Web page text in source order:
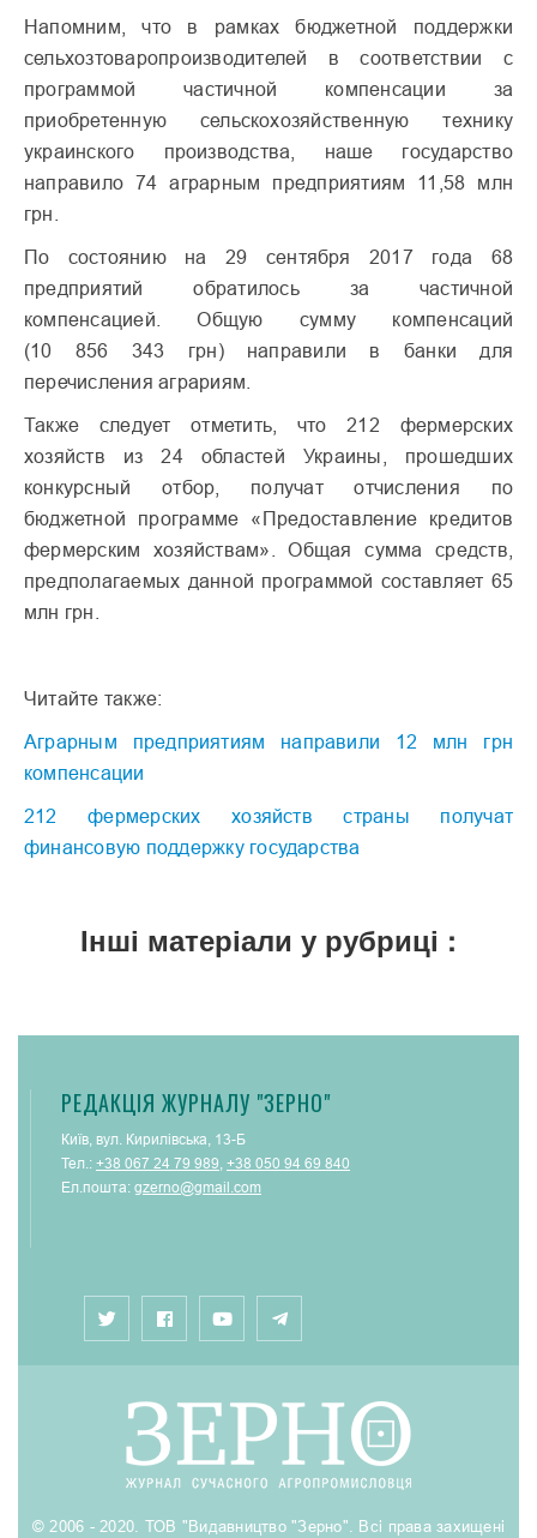
Напомним, что в рамках бюджетной поддержки
сельхозтоваропроизводителей в соответствии с
программой частичной компенсации за
приобретенную сельскохозяйственную технику
украинского производства, наше государство
направило 74 аграрным предприятиям 11,58 млн
грн.
По состоянию на 29 сентября 2017 года 68
предприятий обратилось за частичной
компенсацией. Общую сумму компенсаций
(10 856 343 грн) направили в банки для
перечисления аграриям.
Также следует отметить, что 212 фермерских
хозяйств из 24 областей Украины, прошедших
конкурсный отбор, получат отчисления по
бюджетной программе «Предоставление кредитов
фермерским хозяйствам». Общая сумма средств,
предполагаемых данной программой составляет 65
млн грн.
Читайте также:
Аграрным предприятиям направили 12 млн грн
компенсации
212 фермерских хозяйств страны получат
финансовую поддержку государства
Інші матеріали у рубриці :
РЕДАКЦІЯ ЖУРНАЛУ "ЗЕРНО"
Київ, вул. Кирилівська, 13-Б
Тел.: +38 067 24 79 989 +38 050 94 69 840
Ел.пошта: gzerno@gmail.com
© 2006 - 2020. ТОВ "Видавництво "Зерно". Всі права захищені